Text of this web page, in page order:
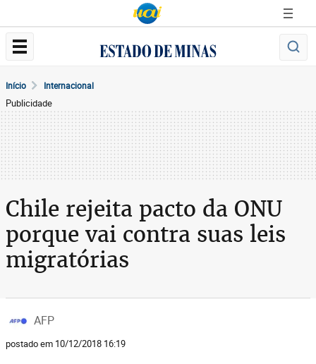
Início Internacional
Publicidade
Chile rejeita pacto da ONU
porque vai contra suas leis
migratórias
AFP
postado em 10/12/2018 16:19